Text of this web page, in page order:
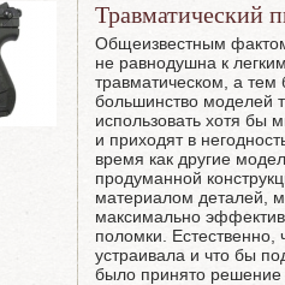
Травматический
Общеизвестным
не равнодушна к
травматическом, а тем
большинство моделей
использовать хотя бы
и приходят в
время как другие
продуманной
материалом деталей,
максимально
поломки. Естественно,
устраивала и что бы
было принято решение